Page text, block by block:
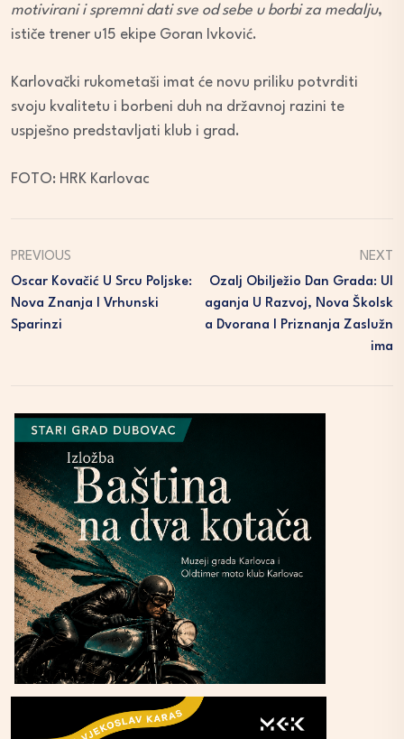
motivirani i spremni dati sve od sebe u borbi za medalju,
ističe trener u15 ekipe Goran Ivković.
Karlovački rukometaši imat će novu priliku potvrditi
svoju kvalitetu i borbeni duh na državnoj razini te
uspješno predstavljati klub i grad.
FOTO: HRK Karlovac
PREVIOUS
Oscar Kovačić U Srcu Poljske:
Nova Znanja I Vrhunski
Sparinzi
NEXT
Ozalj Obilježio Dan Grada: Ul
Aganja U Razvoj, Nova Školsk
A Dvorana I Priznanja Zaslužn
Ima